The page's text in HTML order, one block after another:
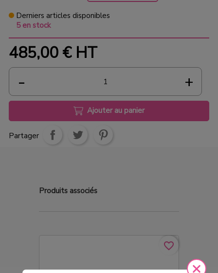
Derniers articles disponibles
5 en stock
485,00 € HT
Ajouter au panier
Partager
Produits associés
favorite_border